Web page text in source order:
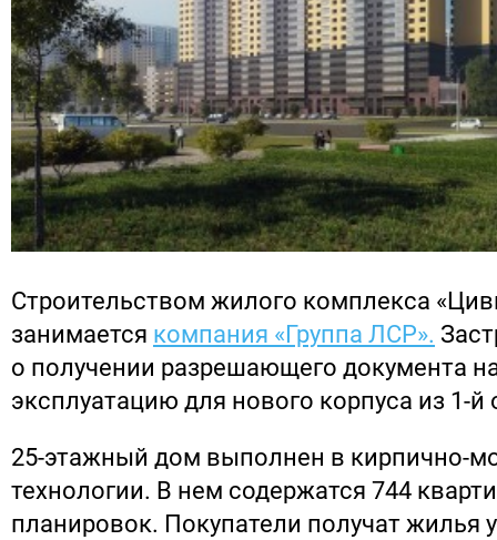
Строительством жилого комплекса
занимается компания «Группа ЛСР».
о получении разрешающего документа
эксплуатацию для нового корпуса из 1-й
25-этажный дом выполнен в кирпично-
технологии. В нем содержатся 744
планировок. Покупатели получат жилья